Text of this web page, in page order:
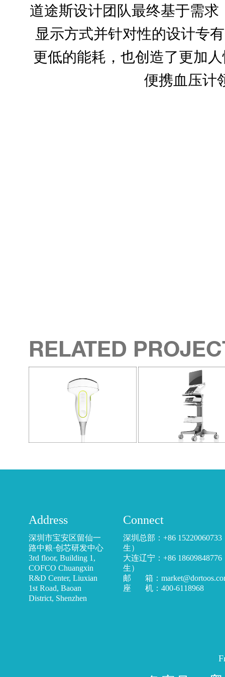
道途斯设计团队最终基于需求
显示方式并针对性的设计专
更低的能耗，也创造了更加
便携血压计
RELATED
Address
深圳市宝安区留仙一
路中粮·创芯研发中心
3rd floor, Building 1,
COFCO Chuangxin
R&D Center, Liuxian
1st Road, Baoan
District, Shenzhen
Connect
深圳总部：+86 15220060733
生）
大连辽宁：+86
生）
邮 箱：
座 机：400-6118968